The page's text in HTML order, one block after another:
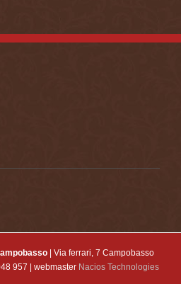
| Via ferrari, 7 Campobasso
957 | webmaster Nacios Technologies